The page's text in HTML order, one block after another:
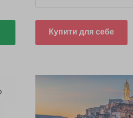
Купити для себе